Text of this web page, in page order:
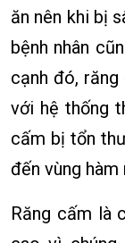
ăn nên khi bị
bệnh nhân
cạnh đó,
với hệ thống
cấm bị tổn
đến vùng hàm
Răng cấm là